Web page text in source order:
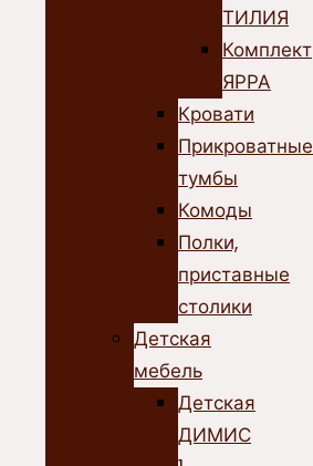
ТИЛИЯ
Комплект
ЯРРА
Кровати
Прикроватные
тумбы
Комоды
Полки,
приставные
столики
Детская
мебель
Детская
ДИМИС